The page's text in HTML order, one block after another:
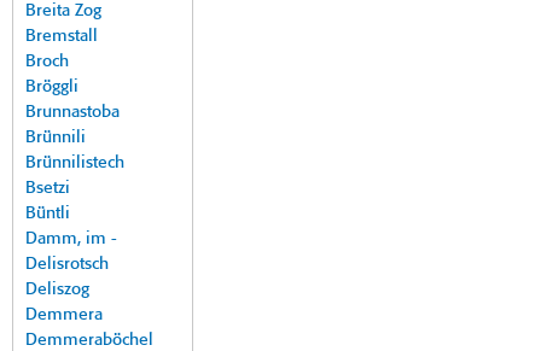
Breita Zog
Bremstall
Broch
Bröggli
Brunnastoba
Brünnili
Brünnilistech
Bsetzi
Büntli
Damm, im -
Delisrotsch
Deliszog
Demmera
Demmeraböchel